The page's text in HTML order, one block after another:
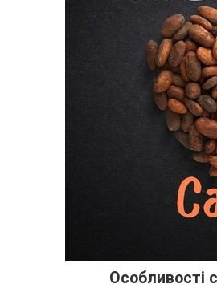
Особливості